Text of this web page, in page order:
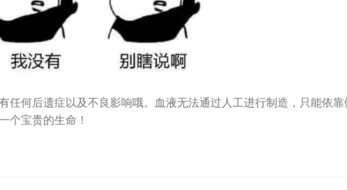
何后遗症以及不良影响哦。血液无法通过人工进行制造，只能依
个宝贵的生命！